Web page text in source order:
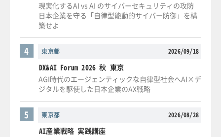
現実化するAI vs AI のサイバーセキュリティの攻防
日本企業を守る「自律型能動的サイバー防御」を構
築せよ
東京都 2026/09/18
4
DX&AI Forum 2026 秋 東京
AGI時代のエージェンティックな自律型社会へAI×デ
ジタルを駆使した日本企業のAX戦略
東京都 2026/08/28
5
AI産業戦略 実践講座